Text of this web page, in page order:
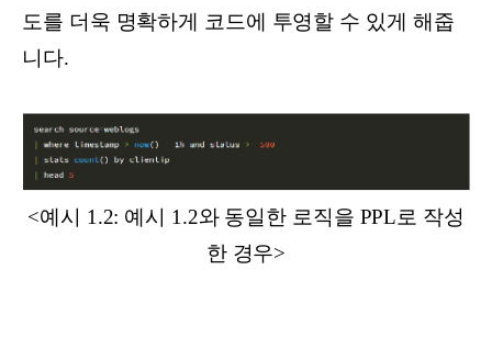
도를 더욱 명확하게 코드에 투영할 수 있게 해줍
니다.
<예시 1.2: 예시 1.2와 동일한 로직을 PPL로 작성
한 경우>